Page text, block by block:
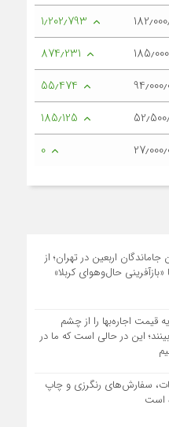
1٫202٫793
874٫231
55٫474
185٫125
0
اربعین در تهران؛ از
حال‌وهوای کربلا»
قیمت اجاره‌بها را از چشم
این در حالی است که ما در
سفارش‌های رنگرزی و چاپ
است